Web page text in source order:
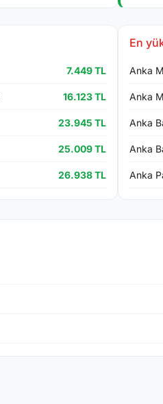
7.449 TL
16.123 TL
23.945 TL
25.009 TL
26.938 TL
En
Anka
Anka
Anka
Anka
Anka